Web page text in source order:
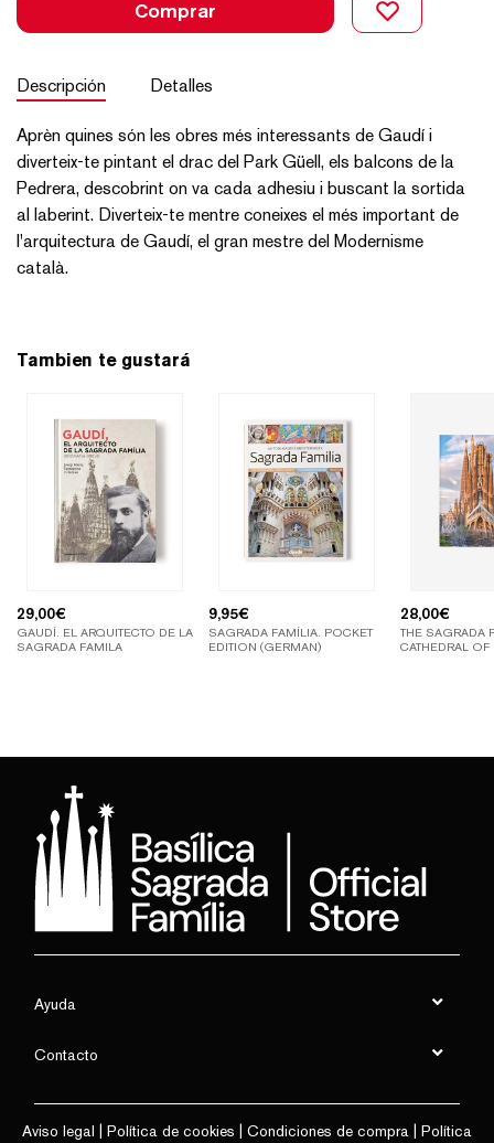
Comprar
Descripción Detalles
Aprèn quines són les obres més interessants de Gaudí i
diverteix-te pintant el drac del Park Güell, els balcons de la
Pedrera, descobrint on va cada adhesiu i buscant la sortida
al laberint. Diverteix-te mentre coneixes el més important de
l'arquitectura de Gaudí, el gran mestre del Modernisme
català.
Tambien te gustará
29,00€
GAUDÍ. EL ARQUITECTO DE LA
SAGRADA FAMILA
9,95€
SAGRADA FAMÍLIA. POCKET
EDITION (GERMAN)
28,00€
THE SAGRADA
CATHEDRAL OF
Ayuda
Contacto
Aviso legal Política de cookies Condiciones de compra Política